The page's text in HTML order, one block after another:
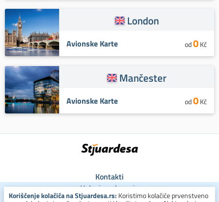
London
Avionske Karte od0Kč
Mančester
Avionske Karte od0Kč
Kontakti
Uslovi poslovanja
Uslovi za kolačiće
Korišćenje kolačića na Stjuardesa.rs: Koristimo kolačiće prvenstveno